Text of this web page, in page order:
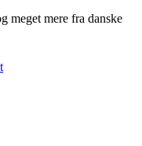
meget mere fra danske